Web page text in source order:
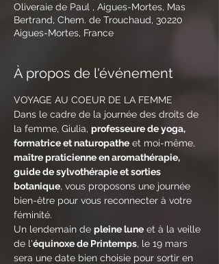
Oliveraie de Paul , Aigues-Mortes, Mas
Bertrand, Chem. de Trouchaud, 30220
Aigues-Mortes, France
À propos de l'événement
VOYAGE AU COEUR DE LA FEMME
Dans le cadre de la journée des droits de
la femme, Giulia, professeure de yoga,
formatrice et naturopathe et moi-même,
maître praticienne en aromathérapie,
guide de sylvothérapie et sorties
botanique, vous proposons une journée
bien-être pour vous reconnecter à votre
féminité.
Un lendemain de pleine lune et à la veille
de l'équinoxe de Printemps, le 19 mars
sera une date bien choisie pour sortir en